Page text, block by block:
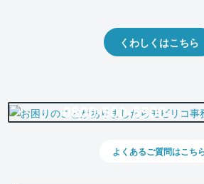
くわしくはこちら
0800-500-5500
よくあるご質問はこち